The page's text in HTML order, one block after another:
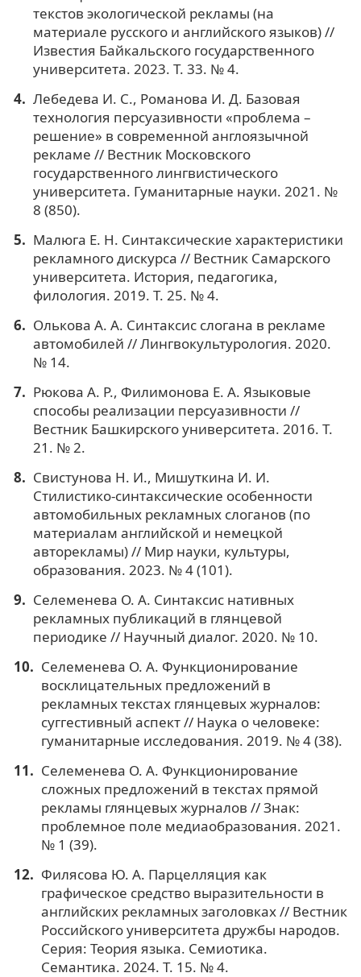
текстов экологической рекламы (на
материале русского и английского языков) //
Известия Байкальского государственного
университета. 2023. Т. 33. № 4.
Лебедева И. С., Романова И. Д. Базовая
технология персуазивности «проблема –
решение» в современной англоязычной
рекламе // Вестник Московского
государственного лингвистического
университета. Гуманитарные науки. 2021. №
8 (850).
Малюга Е. Н. Синтаксические характеристики
рекламного дискурса // Вестник Самарского
университета. История, педагогика,
филология. 2019. Т. 25. № 4.
Олькова А. А. Синтаксис слогана в рекламе
автомобилей // Лингвокультурология. 2020.
№ 14.
Рюкова А. Р., Филимонова Е. А. Языковые
способы реализации персуазивности //
Вестник Башкирского университета. 2016. Т.
21. № 2.
Свистунова Н. И., Мишуткина И. И.
Стилистико-синтаксические особенности
автомобильных рекламных слоганов (по
материалам английской и немецкой
авторекламы) // Мир науки, культуры,
образования. 2023. № 4 (101).
Селеменева О. А. Синтаксис нативных
рекламных публикаций в глянцевой
периодике // Научный диалог. 2020. № 10.
Селеменева О. А. Функционирование
восклицательных предложений в
рекламных текстах глянцевых журналов:
суггестивный аспект // Наука о человеке:
гуманитарные исследования. 2019. № 4 (38).
Селеменева О. А. Функционирование
сложных предложений в текстах прямой
рекламы глянцевых журналов // Знак:
проблемное поле медиаобразования. 2021.
№ 1 (39).
Филясова Ю. А. Парцелляция как
графическое средство выразительности в
английских рекламных заголовках // Вестник
Российского университета дружбы народов.
Серия: Теория языка. Семиотика.
Семантика. 2024. Т. 15. № 4.